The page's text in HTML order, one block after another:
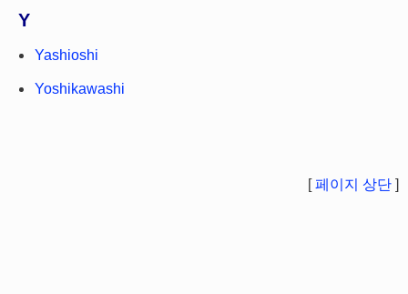
Y
Yashioshi
Yoshikawashi
[페이지 상단 ]